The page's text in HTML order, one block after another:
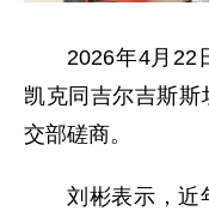
2026年4月22
凯克同吉尔吉斯
交部磋商。
刘彬表示，近